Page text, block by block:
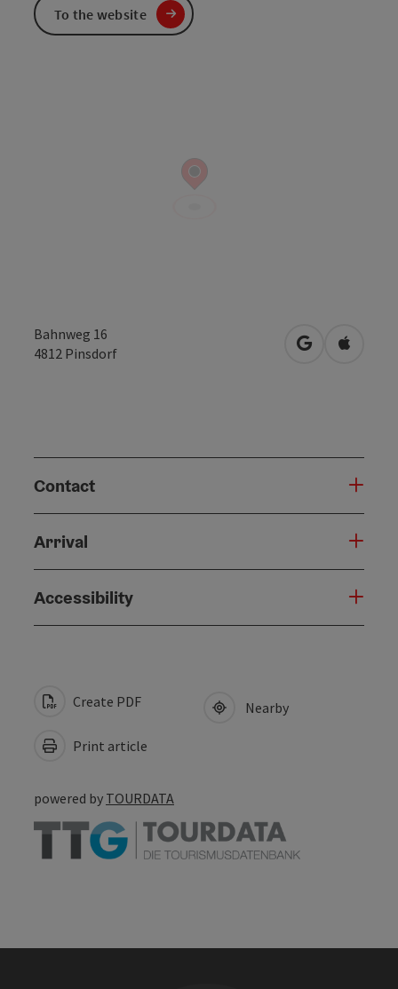
Bahnweg 16
4812 Pinsdorf open inOpen in
Contact
Arrival
Accessibility
To the website
Create PDF
Print article
Nearby
powered by TOURDATA